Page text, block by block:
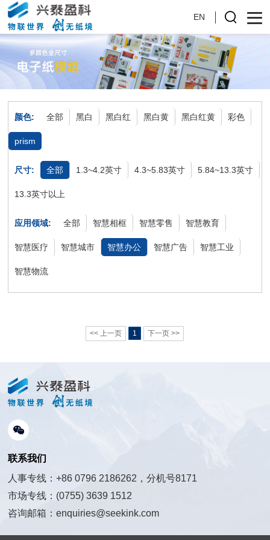
EN
颜色: 全部 黑白 黑白红 黑白黄 黑白红黄 彩色
prism
尺寸: 全部 1.3~4.2英寸 4.3~5.83英寸 5.84~13.3英寸
13.3英寸以上
应用领域: 全部 智慧相框 智慧零售 智慧教育
智慧医疗 智慧城市 智慧办公 智慧广告 智慧工业
智慧物流
<< 上一页 1 下一页 >>
联系我们
人事专线：+86 0796 2186262，分机号8171
市场专线：(0755) 3639 1512
咨询邮箱：enquiries@seekink.com